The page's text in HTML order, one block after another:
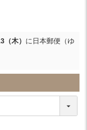
（木） に 日本郵便（ゆ